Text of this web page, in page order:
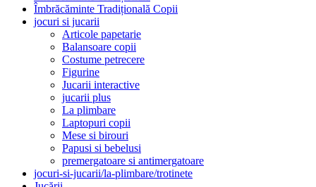
Îmbrăcăminte Tradițională Copii
jocuri si jucarii
Articole papetarie
Balansoare copii
Costume petrecere
Figurine
Jucarii interactive
jucarii plus
La plimbare
Laptopuri copii
Mese si birouri
Papusi si bebelusi
premergatoare si antimergatoare
jocuri-si-jucarii/la-plimbare/trotinete